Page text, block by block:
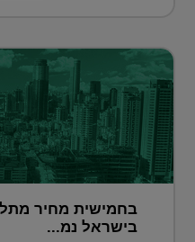
בישראל נמ...